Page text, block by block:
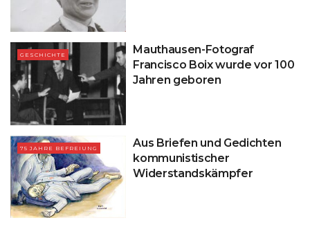
GESCHICHTE
Mauthausen-Fotograf
Francisco Boix wurde vor 100
Jahren geboren
75 JAHRE BEFREIUNG
Aus Briefen und Gedichten
kommunistischer
Widerstandskämpfer